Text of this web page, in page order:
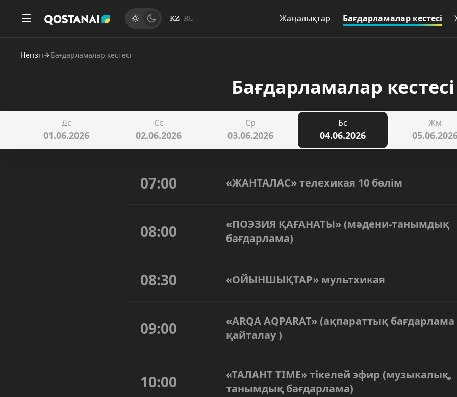
KZ RU Жаңалықтар Бағдарламалар кестесі
Негізгі Бағдарламалар кестесі
Бағдарламалар кестесі
Дс
01.06.2026
Сс
02.06.2026
Ср
03.06.2026
Бс
04.06.2026
Жм
07:00 «ЖАНТАЛАС» телехикая 10 бөлім
08:00
«ПОЭЗИЯ ҚАҒАНАТЫ» (мәдени-танымдық
бағдарлама)
08:30 «ОЙЫНШЫҚТАР» мультхикая
09:00
«ARQA AQPARAT» (ақпараттық
қайталау )
10:00
«ТАЛАНТ TIME» тікелей эфир (музыкалық,
танымдық бағдарлама)